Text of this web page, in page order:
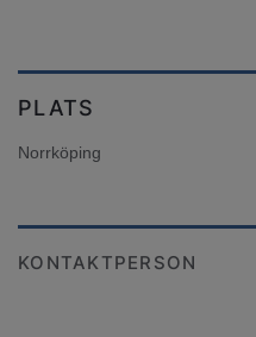
PLATS
Norrköping
KONTAKTPERSON